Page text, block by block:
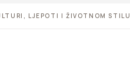
LJEPOTI I ŽIVOTNOM STILU